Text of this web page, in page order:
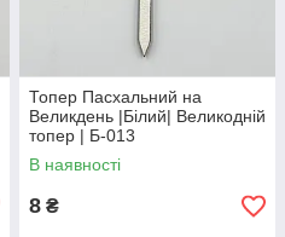
Топер Пасхальний на
Великдень |Білий| Великодній
топер | Б-013
В наявності
8 ₴